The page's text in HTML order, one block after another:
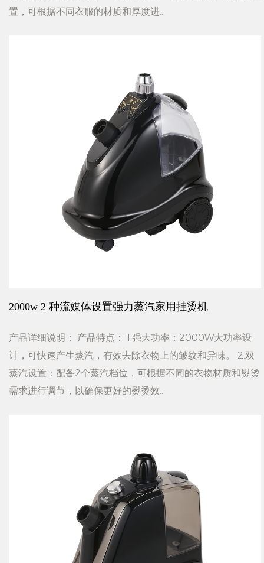
置，可根据不同衣服的材质和厚度进...
2000w 2 种流媒体设置强力蒸汽家用挂烫机
产品详细说明： 产品特点： 1.强大功率：2000W大功率设
计，可快速产生蒸汽，有效去除衣物上的皱纹和异味。 2.双
蒸汽设置：配备2个蒸汽档位，可根据不同的衣物材质和熨烫
需求进行调节，以确保更好的熨烫效...